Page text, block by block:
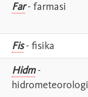
Far- farmasi
Fis- fisika
Hidm-
hidrometeorologi